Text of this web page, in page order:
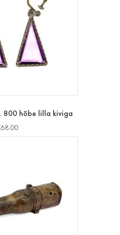
800 hõbe lilla kiviga
68.00